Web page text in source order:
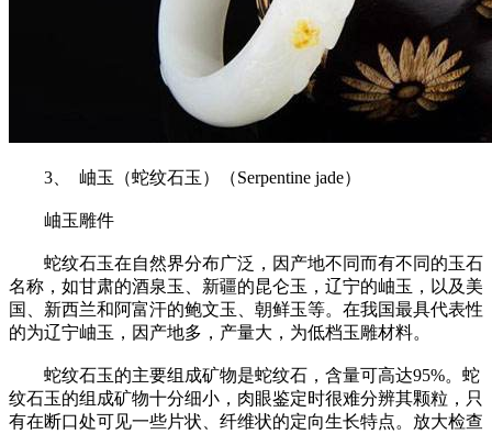
3、 岫玉（蛇纹石玉）（Serpentine jade）
岫玉雕件
蛇纹石玉在自然界分布广泛，因产地不同而有不同的玉石
名称，如甘肃的酒泉玉、新疆的昆仑玉，辽宁的岫玉，以及美
国、新西兰和阿富汗的鲍文玉、朝鲜玉等。在我国最具代表性
的为辽宁岫玉，因产地多，产量大，为低档玉雕材料。
蛇纹石玉的主要组成矿物是蛇纹石，含量可高达95%。蛇
纹石玉的组成矿物十分细小，肉眼鉴定时很难分辨其颗粒，只
有在断口处可见一些片状、纤维状的定向生长特点。放大检查